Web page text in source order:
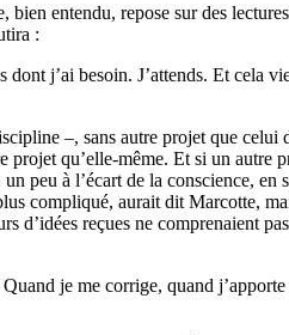
entendu, repose sur des
:
j’ai besoin. J’attends. Et cela
–, sans autre projet que
qu’elle-même. Et si un
à l’écart de la conscience,
compliqué, aurait dit Marcotte,
reçues ne comprenaient
je me corrige, quand